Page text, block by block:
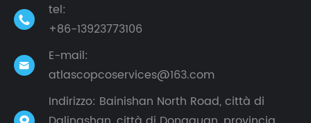

tel:
+86-13923773106

E-mail:
atlascopcoservices@163.com
Indirizzo: Bainishan North Road, città di